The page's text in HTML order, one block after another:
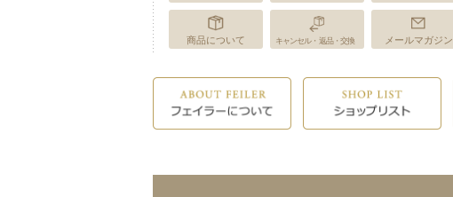
商品について キャンセル・返品・交換 メールマガジン